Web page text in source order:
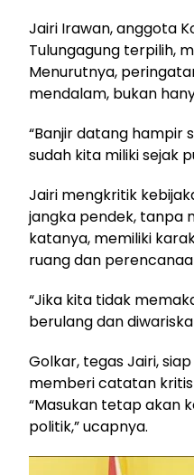
Jairi Irawan, anggota
Tulungagung terpilih,
Menurutnya,
mendalam, bukan
“Banjir datang hampir
sudah kita miliki sejak
Jairi mengkritik
jangka pendek, tanpa
katanya, memiliki
ruang dan
“Jika kita tidak
berulang dan
Golkar, tegas Jairi,
memberi catatan
“Masukan tetap akan
politik,” ucapnya.